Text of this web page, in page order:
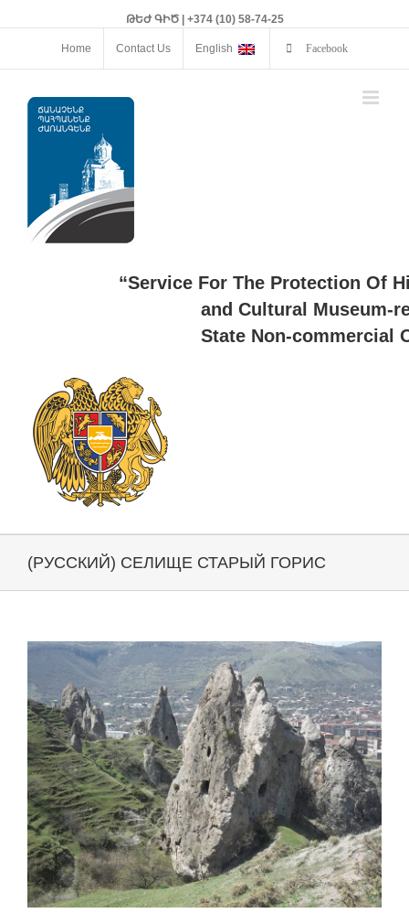
ԹԵԺ ԳԻԾ | +374 (10) 58-74-25
Home Contact Us English Facebook
“Service For The Protection Of
and Cultural Museum-
State Non-commercial
(РУССКИЙ) СЕЛИЩЕ СТАРЫЙ ГОРИС
View
Image